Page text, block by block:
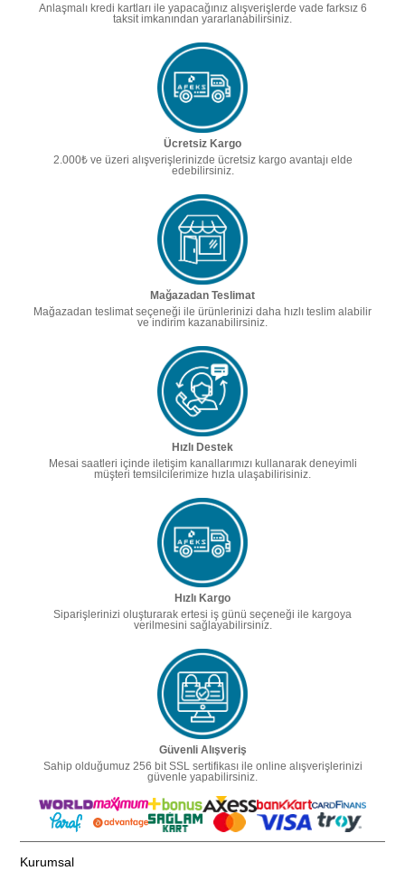
Anlaşmalı kredi kartları ile yapacağınız alışverişlerde vade farksız 6
taksit imkanından yararlanabilirsiniz.
Ücretsiz Kargo
2.000₺ ve üzeri alışverişlerinizde ücretsiz kargo avantajı elde
edebilirsiniz.
Mağazadan Teslimat
Mağazadan teslimat seçeneği ile ürünlerinizi daha hızlı teslim alabilir
ve indirim kazanabilirsiniz.
Hızlı Destek
Mesai saatleri içinde iletişim kanallarımızı kullanarak deneyimli
müşteri temsilcilerimize hızla ulaşabilirisiniz.
Hızlı Kargo
Siparişlerinizi oluşturarak ertesi iş günü seçeneği ile kargoya
verilmesini sağlayabilirsiniz.
Güvenli Alışveriş
Sahip olduğumuz 256 bit SSL sertifikası ile online alışverişlerinizi
güvenle yapabilirsiniz.
Kurumsal